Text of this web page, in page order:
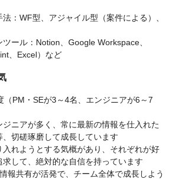
：WF型、アジャイル型（案件による）、
ツール：Notion、Google Workspace、
、Excel）など
（PM・SEが3～4名、エンジニアが6～7
ニアが多く、常に最新の情報を仕入れた
、切磋琢磨して成長しています
れようとする気概があり、それぞれが好
求して、絶対的な自信を持っています
報共有が活発で、チーム全体で成長しよう